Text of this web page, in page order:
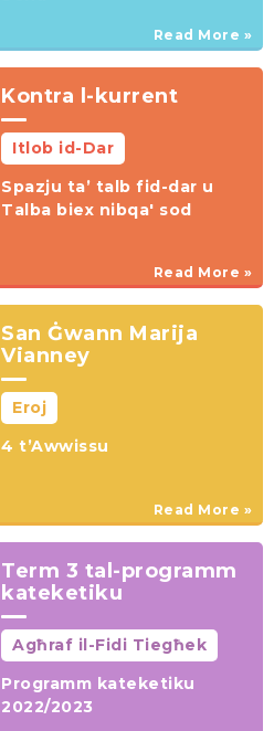
Read More »
Kontra l-kurrent
Itlob id-Dar
Spazju ta’ talb fid-dar u
Talba biex nibqa' sod
Read More »
San Ġwann Marija
Vianney
Eroj
4 t’Awwissu
Read More »
Term 3 tal-programm
kateketiku
Agħraf il-Fidi Tiegħek
Programm kateketiku
2022/2023